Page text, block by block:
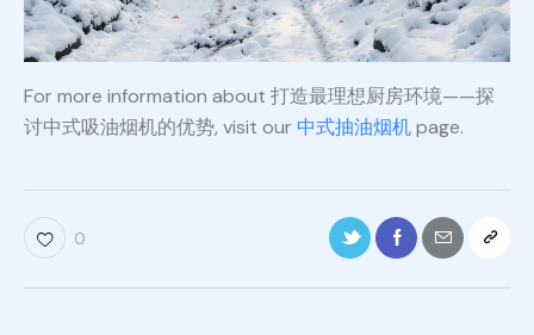
For more information about 打造最理想厨房环境——探
讨中式吸油烟机的优势, visit our 中式抽油烟机page.
0